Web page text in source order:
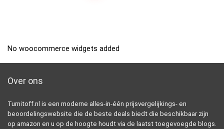
No woocommerce widgets added
Over ons
Turnitoff.nl is een moderne alles-in-één prijsvergelijkings- en
beoordelingswebsite die de beste deals biedt die beschikbaar zijn
op amazon en u op de hoogte houdt via de laatst toegevoegde blogs.